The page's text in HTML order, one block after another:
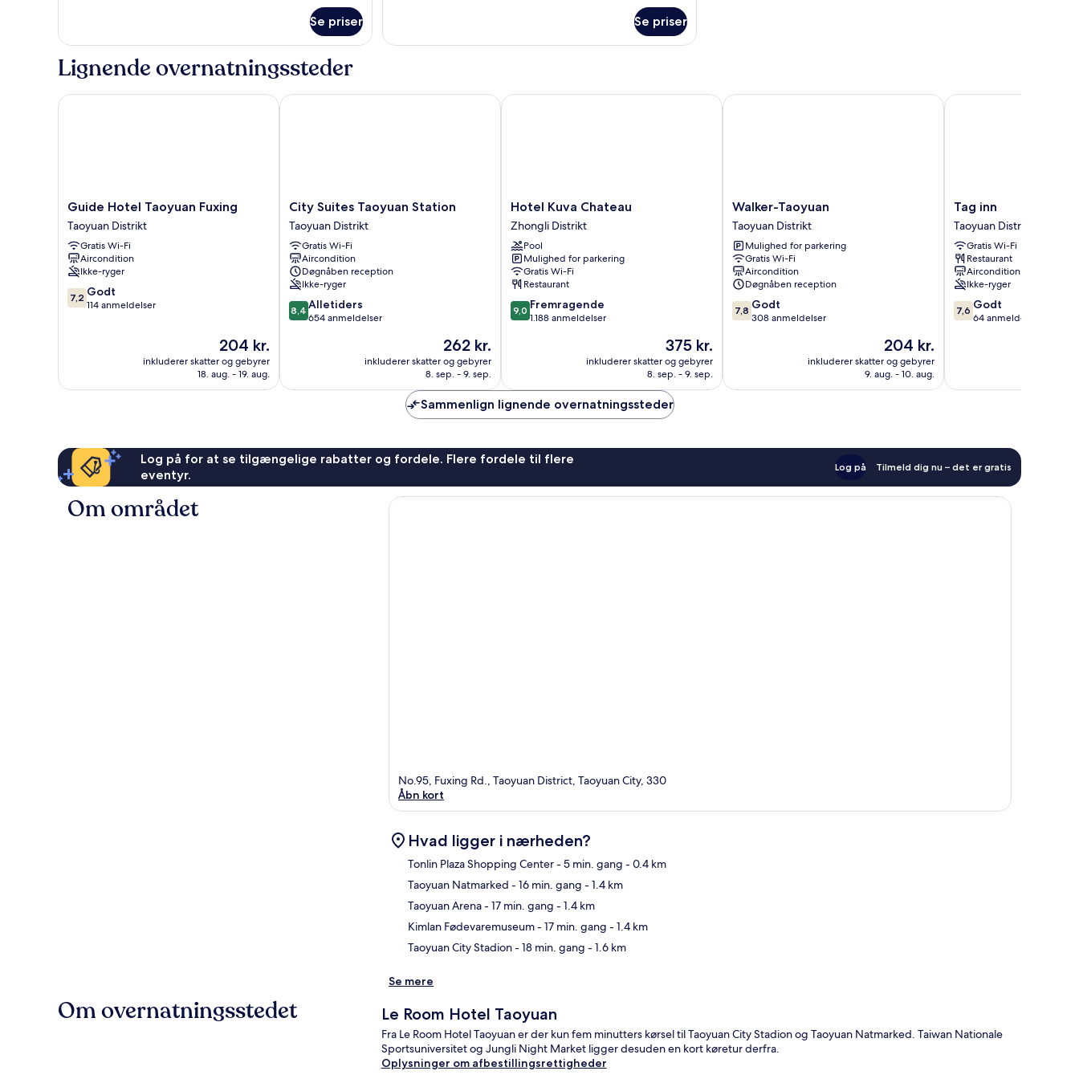
Double
Se priser
Twin
Se priser
Lignende overnatningssteder
Guide
Hotel
Taoyuan
Fuxing
Taoyuan
Distrikt
Guide Hotel Taoyuan Fuxing
Taoyuan Distrikt
Gratis Wi-Fi
Aircondition
Ikke-ryger
7.2
ud
7,2 Godt
114 anmeldelser
Prisen
er
204 kr.
204 kr.
inkluderer skatter og gebyrer
18. aug. - 19. aug.
Guide Hotel Taoyuan Fuxing
City
Suites
Taoyuan
Station
Taoyuan
Distrikt
City Suites Taoyuan Station
Taoyuan Distrikt
Gratis Wi-Fi
Aircondition
Døgnåben reception
Ikke-ryger
8.4
ud
anmeldelser
8,4 Alletiders
654 anmeldelser
Prisen
er
262 kr.
262 kr.
inkluderer skatter og gebyrer
8. sep. - 9. sep.
City Suites Taoyuan Station
Hotel
Kuva
Chateau
Zhongli
Distrikt
Hotel Kuva Chateau
Zhongli Distrikt
Pool
Mulighed for parkering
Gratis Wi-Fi
Restaurant
9.0
ud
anmeldelser
9,0 Fremragende
1.188 anmeldelser
Prisen
er
375 kr.
375 kr.
inkluderer skatter og gebyrer
8. sep. - 9. sep.
Hotel Kuva Chateau
Walker-
Taoyuan
Taoyuan
Distrikt
Walker-Taoyuan
Taoyuan Distrikt
Mulighed for parkering
Gratis Wi-Fi
Aircondition
Døgnåben reception
7.8
ud
anmeldelser
7,8 Godt
308 anmeldelser
Prisen
er
204 kr.
204 kr.
inkluderer skatter og gebyrer
9. aug. - 10. aug.
Walker-Taoyuan
Tag
inn
Taoyuan
Distrikt
Tag inn
Taoyuan Distrikt
Gratis Wi-Fi
Restaurant
Aircondition
Ikke-ryger
7.6
ud
anmeldelser
7,6 Godt
64 anmeldelser
Tag inn
Sammenlign lignende overnatningssteder
Log på for at se tilgængelige rabatter og fordele. Flere fordele til flere
eventyr.
Log på Tilmeld dig nu – det er gratis
Om området
No.95, Fuxing Rd., Taoyuan District, Taoyuan City, 330
Åbn kort
Hvad ligger i nærheden?
Tonlin Plaza Shopping Center- 5 min. gang - 0.4 km
Taoyuan Natmarked - 16 min. gang - 1.4 km
Taoyuan Arena- 17 min. gang - 1.4 km
Kimlan Fødevaremuseum- 17 min. gang - 1.4 km
Taoyuan City Stadion- 18 min. gang - 1.6 km
Se mere
Om overnatningsstedet Le Room Hotel Taoyuan
Fra Le Room Hotel Taoyuan er der kun fem minutters kørsel til Taoyuan City Stadion og Taoyuan Natmarked. Taiwan Nationale
Sportsuniversitet og Jungli Night Market ligger desuden en kort køretur derfra.
Oplysninger om afbestillingsrettigheder